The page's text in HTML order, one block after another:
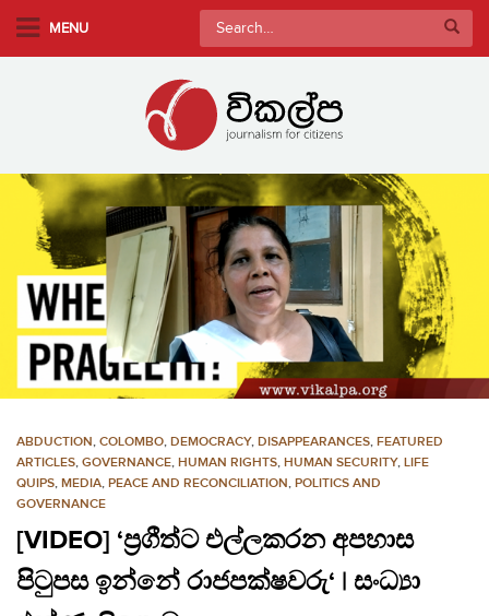
m
e
MENU
Search
for:
ABDUCTION, COLOMBO, DEMOCRACY, DISAPPEARANCES, FEATURED
ARTICLES, GOVERNANCE, HUMAN RIGHTS, HUMAN SECURITY, LIFE
QUIPS, MEDIA, PEACE AND RECONCILIATION, POLITICS AND
GOVERNANCE
[VIDEO] ‘ප්‍රගීත්ට එල්ලකරන අපහාස
පිටුපස ඉන්නේ රාජපක්ෂවරු‘ | සංධ්‍යා